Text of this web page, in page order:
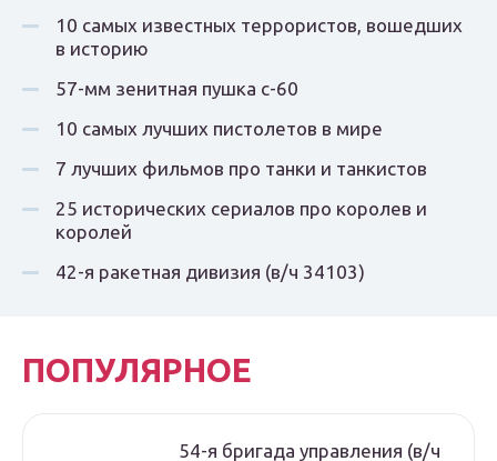
10 самых известных террористов, вошедших
в историю
57-мм зенитная пушка с-60
10 самых лучших пистолетов в мире
7 лучших фильмов про танки и танкистов
25 исторических сериалов про королев и
королей
42-я ракетная дивизия (в/ч 34103)
ПОПУЛЯРНОЕ
54-я бригада управления (в/ч